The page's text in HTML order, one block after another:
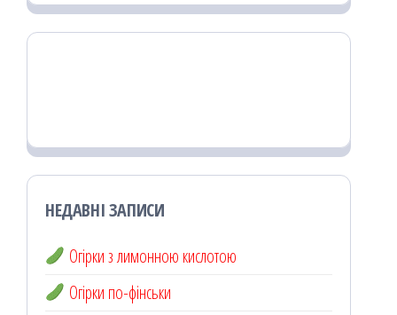
НЕДАВНІ ЗАПИСИ
Огірки з лимонною кислотою
Огірки по-фінськи